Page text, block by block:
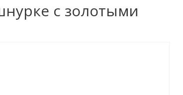
с золотыми